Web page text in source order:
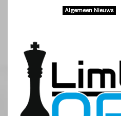
Algemeen Nieuws